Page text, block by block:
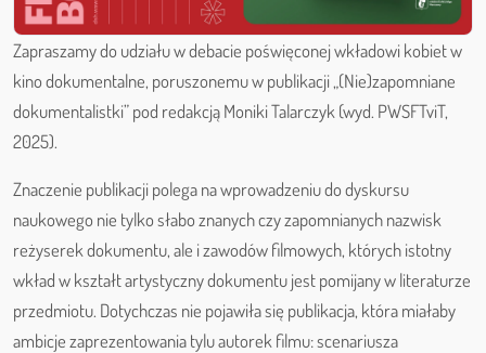
Zapraszamy do udziału w debacie poświęconej wkładowi kobiet w
kino dokumentalne, poruszonemu w publikacji „(Nie)zapomniane
dokumentalistki” pod redakcją Moniki Talarczyk (wyd. PWSFTviT,
2025).
Znaczenie publikacji polega na wprowadzeniu do dyskursu
naukowego nie tylko słabo znanych czy zapomnianych nazwisk
reżyserek dokumentu, ale i zawodów filmowych, których istotny
wkład w kształt artystyczny dokumentu jest pomijany w literaturze
przedmiotu. Dotychczas nie pojawiła się publikacja, która miałaby
ambicje zaprezentowania tylu autorek filmu: scenariusza